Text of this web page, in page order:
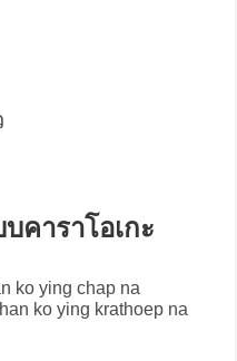
คาราโอเกะ
ko ying chap na
ko ying krathoep na